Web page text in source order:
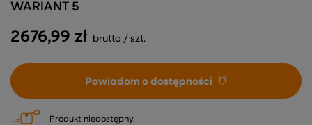
2676,99 zł brutto / szt.
Powiadom o dostępności
WARIANT 5
Produkt niedostępny